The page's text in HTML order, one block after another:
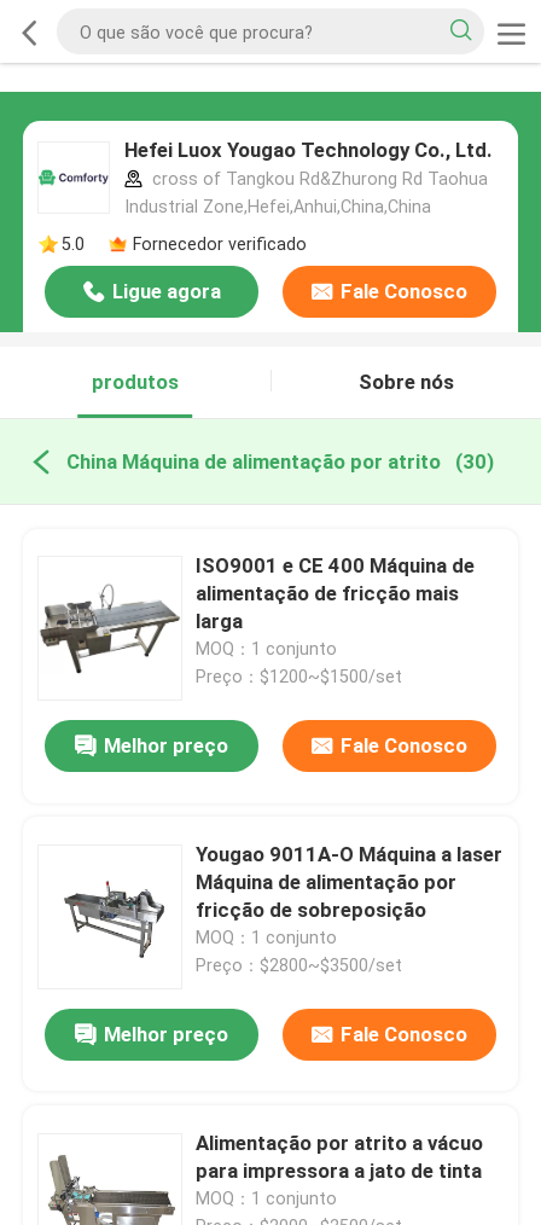
Hefei Luox Yougao Technology Co., Ltd.
cross of Tangkou Rd&Zhurong Rd Taohua
Industrial Zone,Hefei,Anhui,China,China
5.0
Fornecedor verificado
Ligue agora Fale Conosco
produtos Sobre nós
China Máquina de alimentação por atrito (30)
ISO9001 e CE 400 Máquina de
alimentação de fricção mais
larga
MOQ：1 conjunto
Preço：$1200~$1500/set
Melhor preço Fale Conosco
Yougao 9011A-O Máquina a laser
Máquina de alimentação por
fricção de sobreposição
MOQ：1 conjunto
Preço：$2800~$3500/set
Melhor preço Fale Conosco
Alimentação por atrito a vácuo
para impressora a jato de tinta
MOQ：1 conjunto